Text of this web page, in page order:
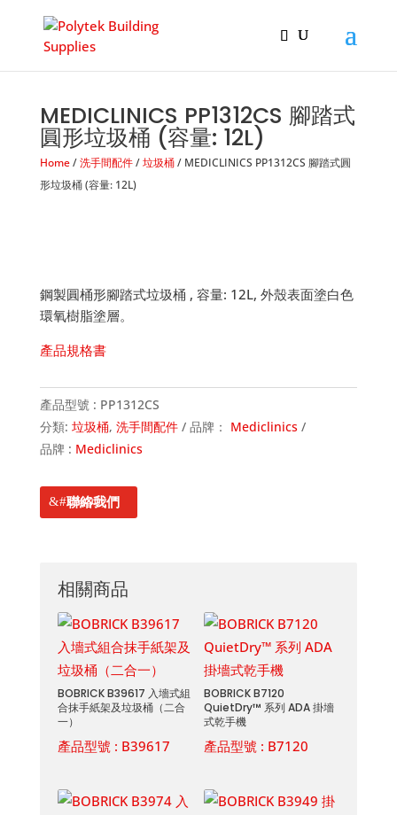
MEDICLINICS PP1312CS 腳踏式
圓形垃圾桶 (容量: 12L)
Home/洗手間配件/垃圾桶/ MEDICLINICS PP1312CS 腳踏式圓
形垃圾桶 (容量: 12L)
鋼製圓桶形腳踏式垃圾桶 , 容量: 12L, 外殼表面塗白色
環氧樹脂塗層。
產品規格書
產品型號 : PP1312CS
分類: 垃圾桶, 洗手間配件 品牌： Mediclinics
品牌 : Mediclinics
聯絡我們
相關商品
BOBRICK B39617 入墻式組
合抹手紙架及垃圾桶（二合
一）
產品型號 : B39617
BOBRICK B7120
QuietDry™ 系列 ADA 掛墻
式乾手機
產品型號 : B7120